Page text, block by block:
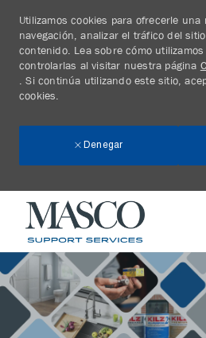
Skip to main
Utilizamos cookies para ofrecerle una
navegación, analizar el tráfico del
contenido. Lea sobre cómo
controlarlas al visitar nuestra página
. Si continúa utilizando este sitio,
cookies.
Denegar